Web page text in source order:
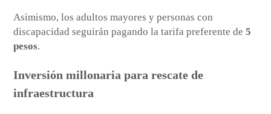
Asimismo, los adultos mayores y personas con
discapacidad seguirán pagando la tarifa preferente de5
pesos.
Inversión millonaria para rescate de
infraestructura